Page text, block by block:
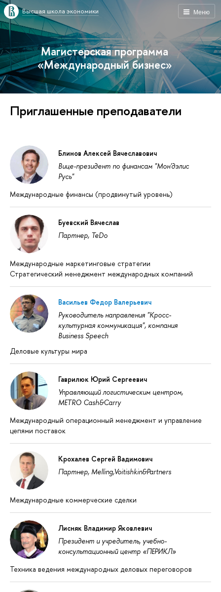
Меню
Высшая школа экономики
Магистерская программа
«Международный бизнес»
Приглашенные преподаватели
Блинов Алексей Вячеславович
Вице-президент по финансам "Мон'дэлис
Русь"
Международные финансы (продвинутый уровень)
Буевский Вячеслав
Партнер, TeDo
Международные маркетинговые стратегии
Стратегический менеджмент международных компаний
Васильев Федор Валерьевич
Руководитель направления "Кросс-
культурная коммуникация", компания
Business Speech
Деловые культуры мира
Гаврилюк Юрий Сергеевич
Управляющий логистическим центром,
METRO Cash&Carry
Международный операционный менеджмент и управление
цепями поставок
Крохалев Сергей Вадимович
Партнер, Melling,Voitishkin&Partners
Международные коммерческие сделки
Лисняк Владимир Яковлевич
Президент и учредитель, учебно-
консультационный центр «ПЕРИКЛ»
Техника ведения международных деловых переговоров